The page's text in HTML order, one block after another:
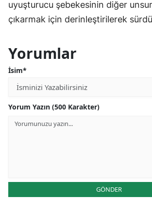
uyuşturucu şebekesinin diğer
çıkarmak için derinleştirilerek
Yorumlar
İsim*
Yorum Yazın (500 Karakter)
GÖNDER